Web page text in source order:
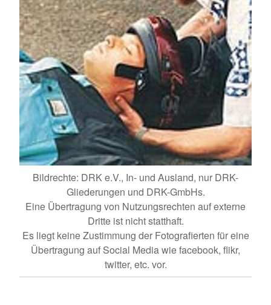
Bildrechte: DRK e.V., In- und Ausland, nur DRK-
Gliederungen und DRK-GmbHs.
Eine Übertragung von Nutzungsrechten auf externe
Dritte ist nicht statthaft.
Es liegt keine Zustimmung der Fotografierten für eine
Übertragung auf Social Media wie facebook, flikr,
twitter, etc. vor.